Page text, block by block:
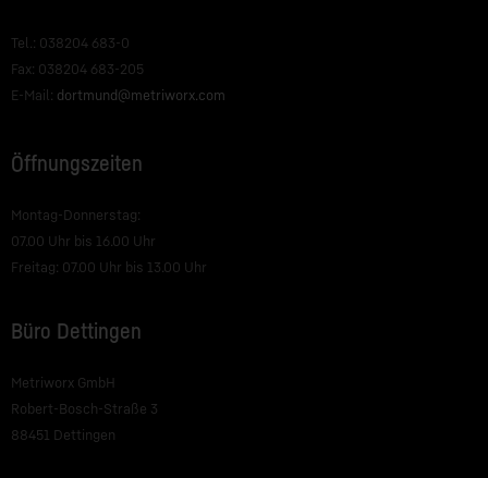
Tel.: 038204 683-0
Fax: 038204 683-205
E-Mail: dortmund@metriworx.com
Öffnungszeiten
Montag-Donnerstag:
07.00 Uhr bis 16.00 Uhr
Freitag: 07.00 Uhr bis 13.00 Uhr
Büro Dettingen
Metriworx GmbH
Robert-Bosch-Straße 3
88451 Dettingen